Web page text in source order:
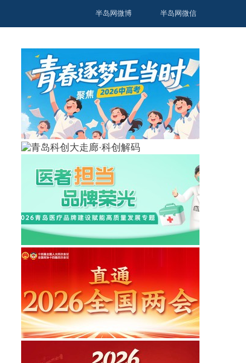
半岛网微博 半岛网微信